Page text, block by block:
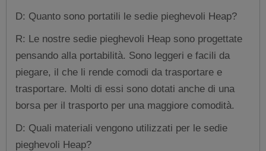
D: Quanto sono portatili le sedie pieghevoli Heap?
R: Le nostre sedie pieghevoli Heap sono progettate
pensando alla portabilità. Sono leggeri e facili da
piegare, il che li rende comodi da trasportare e
trasportare. Molti di essi sono dotati anche di una
borsa per il trasporto per una maggiore comodità.
D: Quali materiali vengono utilizzati per le sedie
pieghevoli Heap?